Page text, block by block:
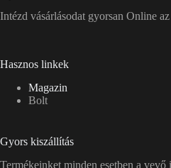
Intézd vásárlásodat gyorsan Online
Hasznos linkek
Magazin
Bolt
Gyors kiszállítás
Termékeinket minden esetben a vevő